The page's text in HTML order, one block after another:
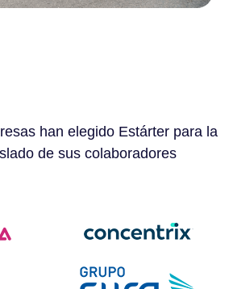
han elegido Estárter para la
de sus colaboradores